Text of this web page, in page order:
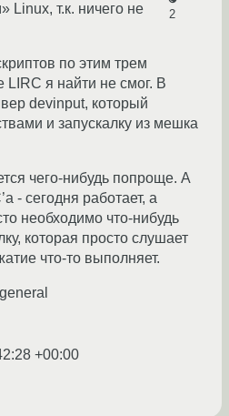
2
Linux, т.к. ничего не
по этим трем
LIRC я найти не смог. В
devinput, который
и запускалку из мешка
чего-нибудь попроще. А
- сегодня работает, а
необходимо что-нибудь
которая просто слушает
что-то выполняет.
+00:00